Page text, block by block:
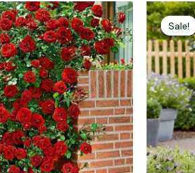
lei.
Prețul
curent
este:
25,00 lei.
Sale!
Sale!